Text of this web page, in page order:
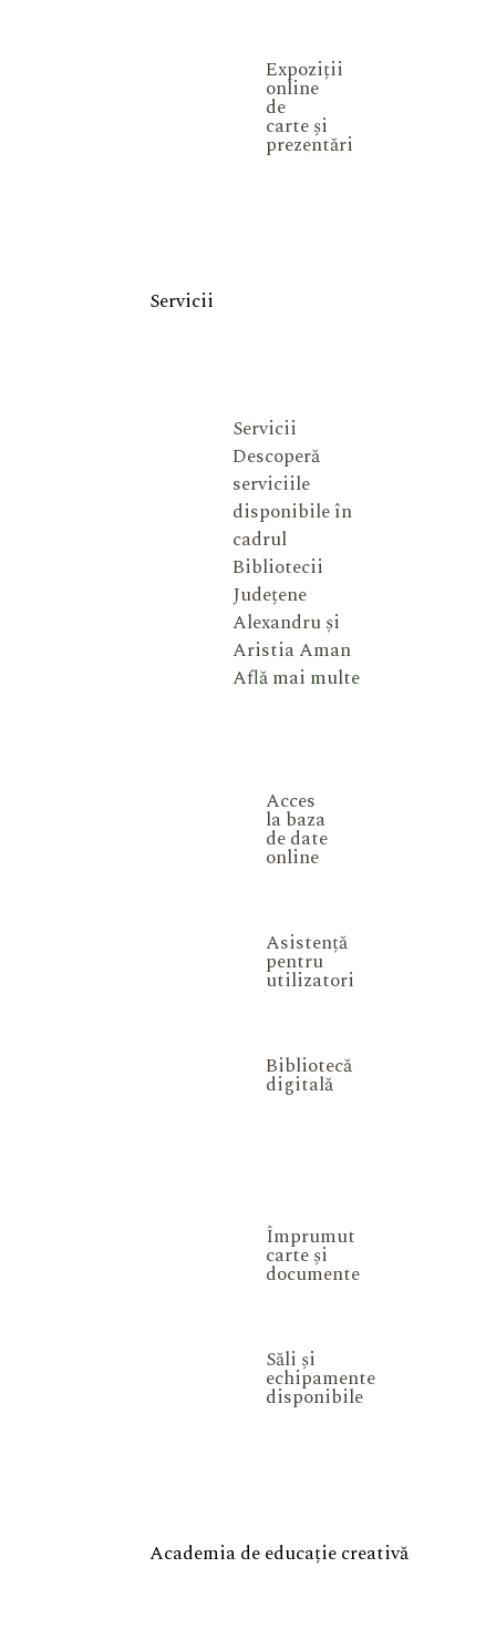
Expoziții
online
de
carte și
prezentări
Servicii
Servicii
Descoperă
serviciile
disponibile în
cadrul
Bibliotecii
Județene
Alexandru și
Aristia Aman
Află mai multe
Acces
la baza
de date
online
Asistență
pentru
utilizatori
Bibliotecă
digitală
Împrumut
carte și
documente
Săli și
echipamente
disponibile
Academia de educație creativă